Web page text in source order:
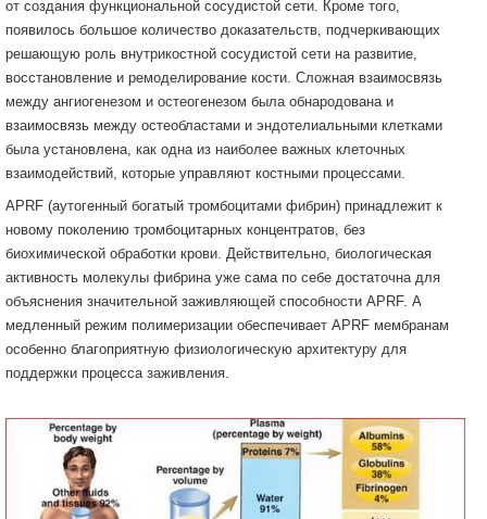
от создания функциональной сосудистой сети. Кроме того,
появилось большое количество доказательств, подчеркивающих
решающую роль внутрикостной сосудистой сети на развитие,
восстановление и ремоделирование кости. Сложная взаимосвязь
между ангиогенезом и остеогенезом была обнародована и
взаимосвязь между остеобластами и эндотелиальными клетками
была установлена, как одна из наиболее важных клеточных
взаимодействий, которые управляют костными процессами.
APRF (аутогенный богатый тромбоцитами фибрин) принадлежит к
новому поколению тромбоцитарных концентратов, без
биохимической обработки крови. Действительно, биологическая
активность молекулы фибрина уже сама по себе достаточна для
объяснения значительной заживляющей способности APRF. А
медленный режим полимеризации обеспечивает APRF мембранам
особенно благоприятную физиологическую архитектуру для
поддержки процесса заживления.